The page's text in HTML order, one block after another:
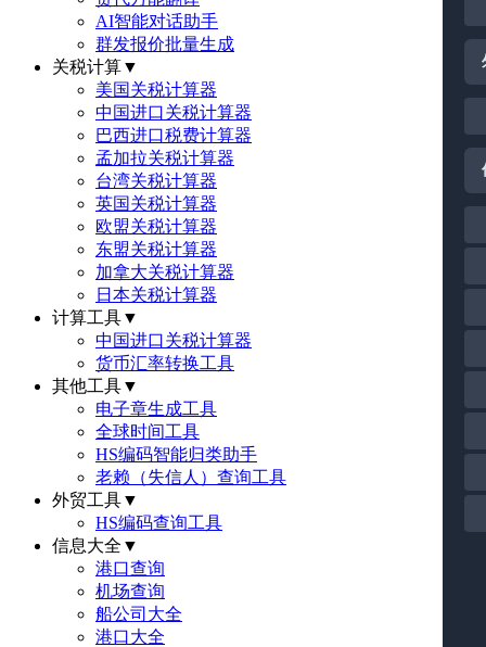
AI智能对话助手
群发报价批量生成
关税计算▼
美国关税计算器
中国进口关税计算器
巴西进口税费计算器
孟加拉关税计算器
台湾关税计算器
英国关税计算器
欧盟关税计算器
东盟关税计算器
加拿大关税计算器
日本关税计算器
计算工具▼
中国进口关税计算器
货币汇率转换工具
其他工具▼
电子章生成工具
全球时间工具
HS编码智能归类助手
老赖（失信人）查询工具
外贸工具▼
HS编码查询工具
信息大全 ▼
港口查询
机场查询
船公司大全
港口大全